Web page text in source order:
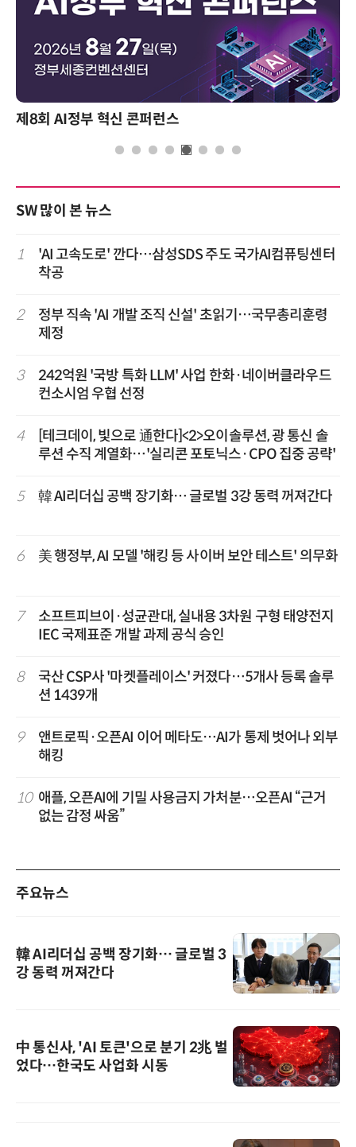
제8회 AI정부 혁신 콘퍼런스
SW 많이 본 뉴스
1
'AI 고속도로' 깐다…삼성SDS 주도 국가AI컴퓨팅센터
착공
2
정부 직속 'AI 개발 조직 신설' 초읽기…국무총리훈령
제정
3
242억원 '국방 특화 LLM' 사업 한화·네이버클라우드
컨소시엄 우협 선정
4
[테크데이, 빛으로 通한다]<2>오이솔루션, 광 통신 솔
루션 수직 계열화…'실리콘 포토닉스·CPO 집중 공략'
5 韓 AI리더십 공백 장기화… 글로벌 3강 동력 꺼져간다
6 美 행정부, AI 모델 '해킹 등 사이버 보안 테스트' 의무화
7
소프트피브이·성균관대, 실내용 3차원 구형 태양전지
IEC 국제표준 개발 과제 공식 승인
8
국산 CSP사 '마켓플레이스' 커졌다…5개사 등록 솔루
션 1439개
9
앤트로픽·오픈AI 이어 메타도…AI가 통제 벗어나 외부
해킹
10 애플, 오픈AI에 기밀 사용금지 가처분…오픈AI “근거
없는 감정 싸움”
주요뉴스
韓 AI리더십 공백 장기화… 글로벌 3
강 동력 꺼져간다
中 통신사, 'AI 토큰'으로 분기 2兆 벌
었다…한국도 사업화 시동